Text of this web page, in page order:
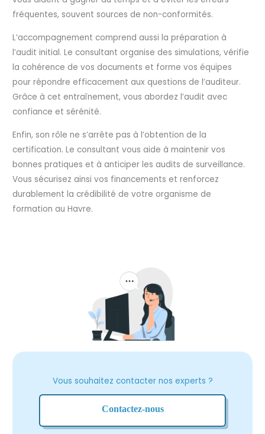
fréquentes, souvent sources de non-conformités.
L’accompagnement comprend aussi la préparation à
l’audit initial. Le consultant organise des simulations, vérifie
la cohérence de vos documents et forme vos équipes
pour répondre efficacement aux questions de l’auditeur.
Grâce à cet entraînement, vous abordez l’audit avec
confiance et sérénité.
Enfin, son rôle ne s’arrête pas à l’obtention de la
certification. Le consultant vous aide à maintenir vos
bonnes pratiques et à anticiper les audits de surveillance.
Vous sécurisez ainsi vos financements et renforcez
durablement la crédibilité de votre organisme de
formation au Havre.
Vous souhaitez contacter nos experts ?
Contactez-nous